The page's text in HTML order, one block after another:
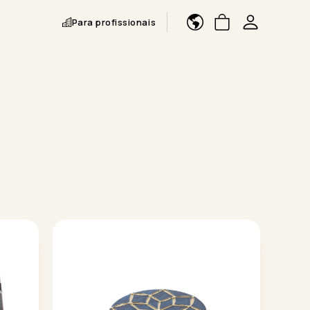
Para profissionais